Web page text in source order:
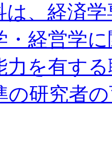
は、経済
・経営学
力を有す
の研究者